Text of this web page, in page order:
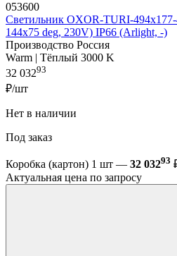
053600
Светильник OXOR-TURI-
144x75 deg, 230V) IP66 (Arlight, -)
Производство Россия
Warm | Тёплый 3000 K
32 03293
₽/шт
Нет в наличии
Под заказ
Коробка (картон) 1 шт — 32 03293
Актуальная цена по запросу